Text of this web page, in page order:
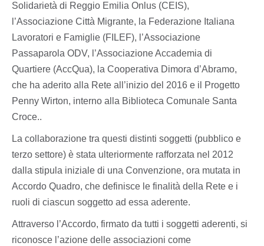
Solidarietà di Reggio Emilia Onlus (CEIS),
l’Associazione Città Migrante, la Federazione Italiana
Lavoratori e Famiglie (FILEF), l’Associazione
Passaparola ODV, l’Associazione Accademia di
Quartiere (AccQua), la Cooperativa Dimora d’Abramo,
che ha aderito alla Rete all’inizio del 2016 e il Progetto
Penny Wirton, interno alla Biblioteca Comunale Santa
Croce..
La collaborazione tra questi distinti soggetti (pubblico e
terzo settore) è stata ulteriormente rafforzata nel 2012
dalla stipula iniziale di una Convenzione, ora mutata in
Accordo Quadro, che definisce le finalità della Rete e i
ruoli di ciascun soggetto ad essa aderente.
Attraverso l’Accordo, firmato da tutti i soggetti aderenti, si
riconosce l’azione delle associazioni come